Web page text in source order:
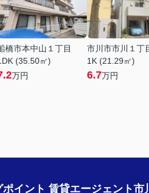
橋市本中山１丁目
(35.50㎡)
万円
市川市市川１丁
1K (21.29㎡)
6.7万円
イント 賃貸エージェント市